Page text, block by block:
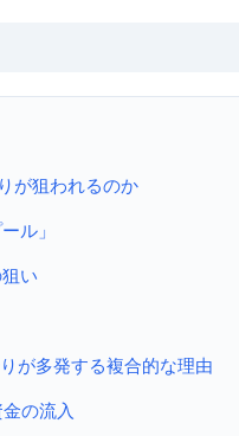
が狙われるのか
ル」
い
が多発する複合的な理由
の流入